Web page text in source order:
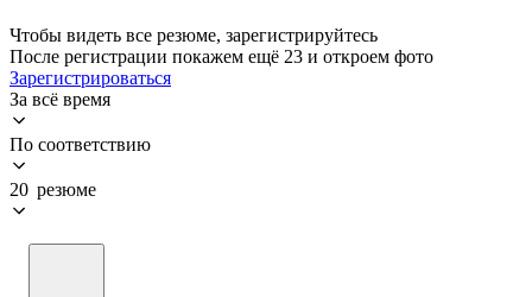
Чтобы видеть все резюме, зарегистрируйтесь
После регистрации покажем ещё 23 и откроем фото
Зарегистрироваться
За всё время
По соответствию
20 резюме